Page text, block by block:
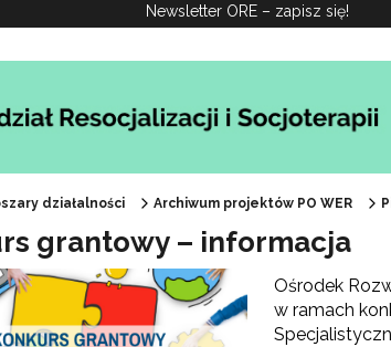
Newsletter ORE – zapisz się!
psychologiczno-pedagogiczna"
doradztwo edukacyjno-zawodowe"
modelu SCWEW"
działalności Archiwum projektów PO WER
grantowy – informacja
Ośrodek
w ramach